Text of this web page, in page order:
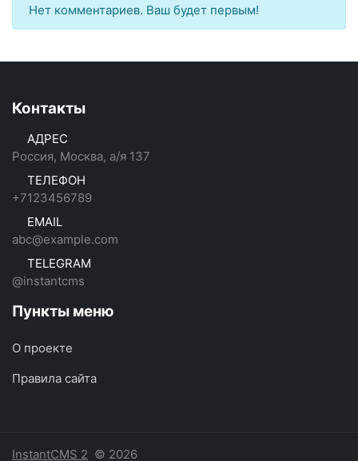
Нет комментариев. Ваш будет первым!
Контакты
АДРЕС
Россия, Москва, а/я 137
ТЕЛЕФОН
+7123456789
EMAIL
abc@example.com
TELEGRAM
@instantcms
Пункты меню
О проекте
Правила сайта
InstantCMS 2 © 2026